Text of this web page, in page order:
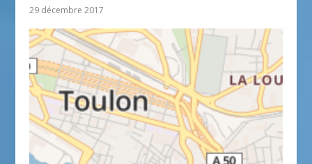
29 décembre 2017